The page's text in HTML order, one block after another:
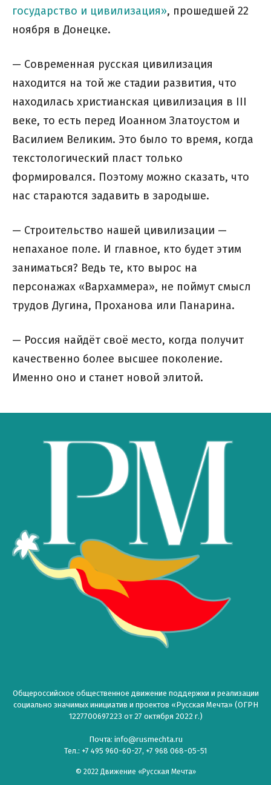
государство и цивилизация», прошедшей 22
ноября в Донецке.
— Современная русская цивилизация
находится на той же стадии развития, что
находилась христианская цивилизация в III
веке, то есть перед Иоанном Златоустом и
Василием Великим. Это было то время, когда
текстологический пласт только
формировался. Поэтому можно сказать, что
нас стараются задавить в зародыше.
— Строительство нашей цивилизации —
непаханое поле. И главное, кто будет этим
заниматься? Ведь те, кто вырос на
персонажах «Вархаммера», не поймут смысл
трудов Дугина, Проханова или Панарина.
— Россия найдёт своё место, когда получит
качественно более высшее поколение.
Именно оно и станет новой элитой.
Общероссийское общественное движение поддержки и реализации
социально значимых инициатив и проектов «Русская Мечта» (ОГРН
1227700697223 от 27 октября 2022 г.)
Почта: info@rusmechta.ru
Тел.: +7 495 960-60-27, +7 968 068-05-51
© 2022 Движение «Русская Мечта»